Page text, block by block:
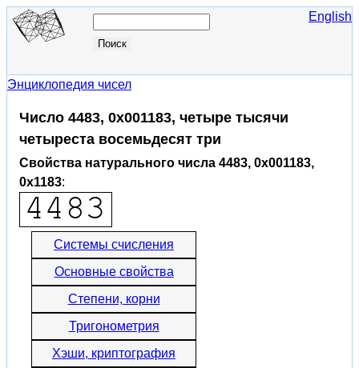
English
Энциклопедия чисел
Число 4483, 0x001183, четыре тысячи
четыреста восемьдесят три
Свойства натурального числа 4483, 0x001183,
0x1183:
Системы счисления
Основные свойства
Степени, корни
Тригонометрия
Хэши, криптография